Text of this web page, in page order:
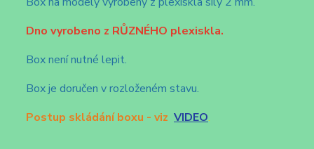
Dno vyrobeno z RŮZNÉHO plexiskla.
Box není nutné lepit.
Box je doručen v rozloženém stavu.
Postup skládání boxu - viz VIDEO.